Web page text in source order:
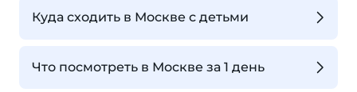
Куда сходить в Москве с детьми
Что посмотреть в Москве за 1 день